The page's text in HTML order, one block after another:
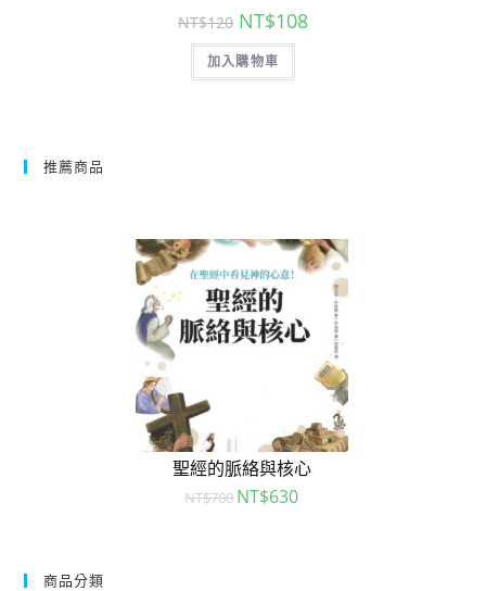
NT$120 NT$108
加入購物車
推薦商品
聖經的脈絡與核心
NT$700 NT$630
商品分類